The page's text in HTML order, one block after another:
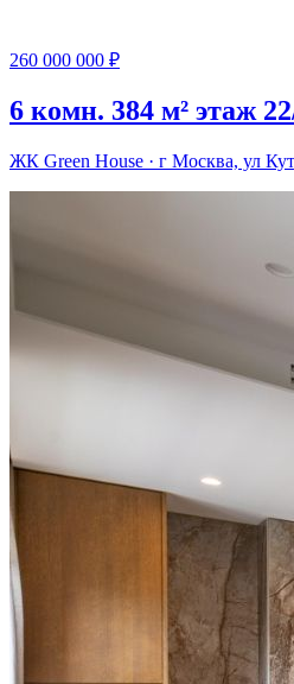
260 000 000 ₽
6 комн. 384 м² этаж
ЖК Green House · г Москва, ул